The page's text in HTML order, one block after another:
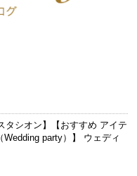
タシオン】【 おすすめ アイテ
party）
】 ウェディ